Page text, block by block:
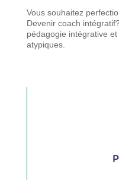
Vous souhaitez
Devenir coach
pédagogie intégrative
atypiques.